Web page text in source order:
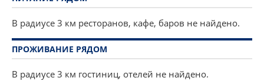
В радиусе 3 км ресторанов, кафе, баров не найдено.
ПРОЖИВАНИЕ РЯДОМ
В радиусе 3 км гостиниц, отелей не найдено.